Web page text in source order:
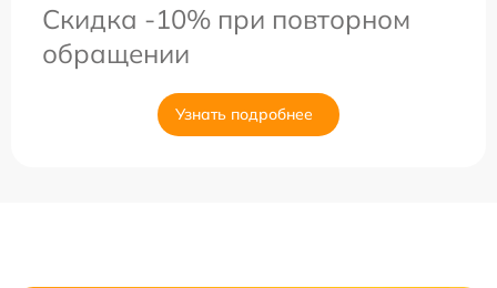
Скидка -10% при повторном
обращении
Узнать подробнее